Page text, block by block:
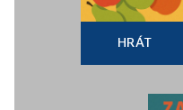
HRÁT